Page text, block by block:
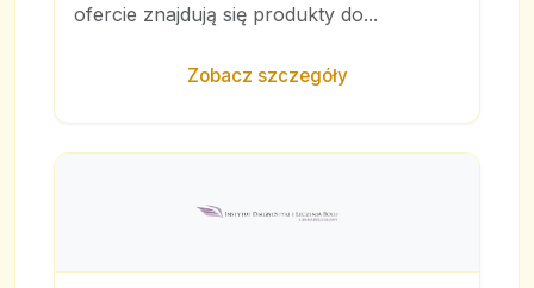
ofercie znajdują się produkty do...
Zobacz szczegóły